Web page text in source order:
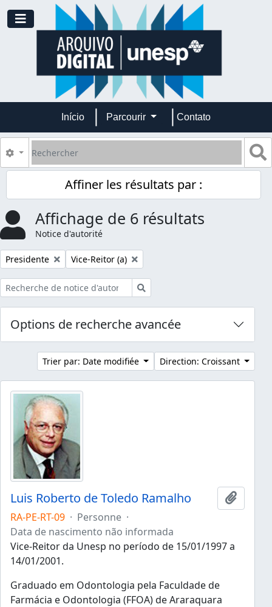
Skip to main content
Toggle navigation
Início Parcourir Contato
Rechercher
Search options
Affiner les résultats par :
Affichage de 6 résultats
Notice d'autorité
Remove filter:
Presidente Remove filter:
Vice-Reitor (a)
Options de recherche avancée
Trier par: Date modifiée Direction: Croissant
Luis Roberto de Toledo Ramalho
Ajouter
RA-PE-RT-09 · Personne ·
Data de nascimento não informada
Vice-Reitor da Unesp no período de 15/01/1997 a
14/01/2001.
Graduado em Odontologia pela Faculdade de
Farmácia e Odontologia (FFOA) de Araraquara